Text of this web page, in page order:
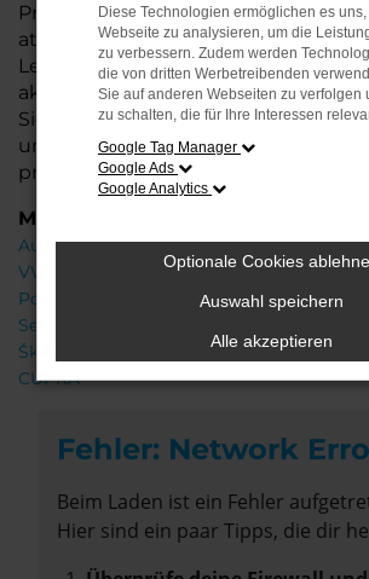
Profitieren Sie von zusätzlichen
attraktiven
Leasingangeboten und der
aktuellen Fahrzeugs. Besuchen Sie
Sie sich von unseren Experten
uns, Ihnen den perfekten
präsentieren!
Marken
Audi
VW
Porsche
Seat
Škoda
CUPRA
Fehler: Network
Beim Laden ist ein Fehler
Hier sind ein paar Tipps, die dir
Diese Technologien ermöglichen es
Webseite zu analysieren, um die
zu verbessern. Zudem werden
die von dritten Werbetreibenden
Sie auf anderen Webseiten zu verfolgen
zu schalten, die für Ihre Interessen
Google Tag Manager
Google Ads
Google Analytics
Optionale Cookies
Auswahl speichern
Alle akzeptieren